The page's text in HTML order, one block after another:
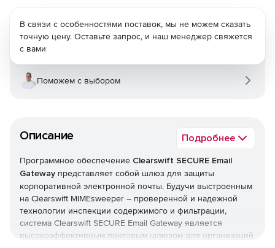
Описание Подробнее
Программное обеспечение Clearswift SECURE Email
Gateway представляет собой шлюз для защиты
корпоративной электронной почты. Будучи выстроенным
на Clearswift MIMEsweeper – проверенной и надежной
технологии инспекции содержимого и фильтрации,
система Clearswift SECURE Email Gateway является
высокоэффективным почтовым шлюзом для организаций
В связи с особенностями поставок, мы не можем сказать
точную цену. Оставьте запрос, и наш менеджер свяжется
с вами
Поможем с выбором